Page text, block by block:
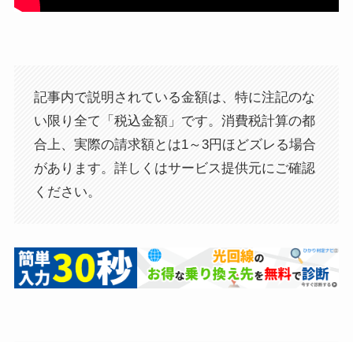
記事内で説明されている金額は、特に注記のな
い限り全て「税込金額」です。消費税計算の都
合上、実際の請求額とは1～3円ほどズレる場合
があります。詳しくはサービス提供元にご確認
ください。